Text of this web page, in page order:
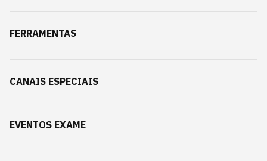
FERRAMENTAS
CANAIS ESPECIAIS
EVENTOS EXAME